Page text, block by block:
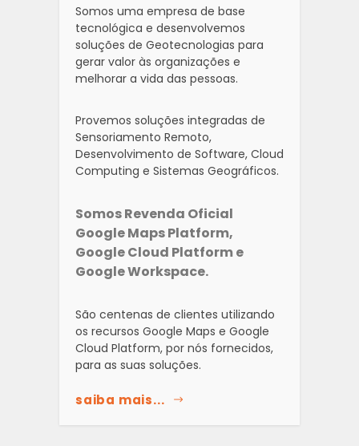
Somos uma empresa de base
tecnológica e desenvolvemos
soluções de Geotecnologias para
gerar valor às organizações e
melhorar a vida das pessoas.
Provemos soluções integradas de
Sensoriamento Remoto,
Desenvolvimento de Software, Cloud
Computing e Sistemas Geográficos.
Somos Revenda Oficial
Google Maps Platform,
Google Cloud Platform e
Google Workspace.
São centenas de clientes utilizando
os recursos Google Maps e Google
Cloud Platform, por nós fornecidos,
para as suas soluções.
saiba mais...